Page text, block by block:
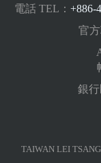
電話 TEL： +886-
官
銀
TAIWAN LEI